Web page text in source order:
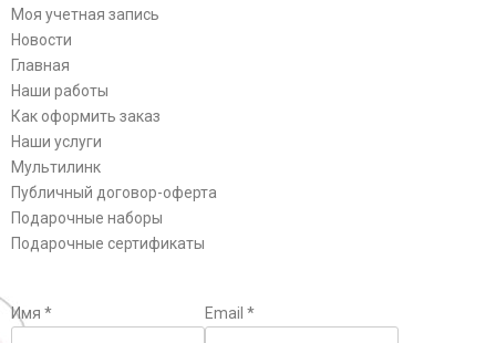
Моя учетная запись
Новости
Главная
Наши работы
Как оформить заказ
Наши услуги
Мультилинк
Публичный договор-оферта
Подарочные наборы
Подарочные сертификаты
Имя * Email *